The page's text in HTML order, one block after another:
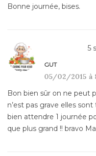
Bonne journée, bises.
5
GUT
05/02/2015 à
Bon bien sûr on ne peut
n’est pas grave elles
bien attendre 1 journée
que plus grand !! bravo